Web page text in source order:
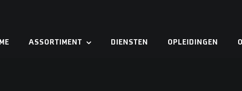
ASSORTIMENT DIENSTEN OPLEIDINGEN